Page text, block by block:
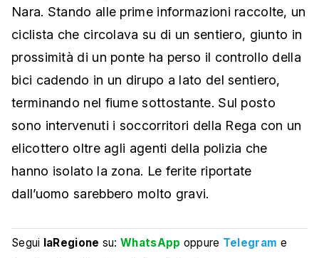
Nara. Stando alle prime informazioni raccolte, un
ciclista che circolava su di un sentiero, giunto in
prossimità di un ponte ha perso il controllo della
bici cadendo in un dirupo a lato del sentiero,
terminando nel fiume sottostante. Sul posto
sono intervenuti i soccorritori della Rega con un
elicottero oltre agli agenti della polizia che
hanno isolato la zona. Le ferite riportate
dall’uomo sarebbero molto gravi.
Segui laRegione su:WhatsApp oppure Telegram e